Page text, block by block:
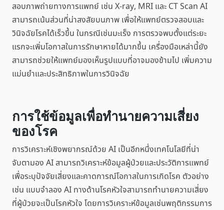
สอบภาพถ่ายทางการแพทย์ เช่น X-ray, MRI และ CT Scan AI
สามารถเน้นส่วนที่น่าสงสัยบนภาพ เพื่อให้แพทย์ตรวจสอบและ
วินิจฉัยโรคได้เร็วขึ้น ในกรณีเช่นมะเร็ง การตรวจพบตั้งแต่ระยะ
แรกจะเพิ่มโอกาสในการรักษาหายได้มากขึ้น เครื่องมือเหล่านี้ยัง
สามารถช่วยให้แพทย์มองเห็นรูปแบบที่อาจมองข้ามไป เพิ่มความ
แม่นยำและประสิทธิภาพในการวินิจฉัย
การใช้ข้อมูลเพื่อทำนายความเสี่ยง
ของโรค
การวิเคราะห์เชิงพยากรณ์ด้วย AI เป็นอีกหนึ่งเทคโนโลยีที่น่า
จับตามอง AI สามารถวิเคราะห์ข้อมูลผู้ป่วยและประวัติการแพทย์
เพื่อระบุปัจจัยเสี่ยงและคาดการณ์โอกาสในการเกิดโรค ตัวอย่าง
เช่น แบบจำลอง AI ทางด้านโรคหัวใจสามารถทำนายความเสี่ยง
ที่ผู้ป่วยจะเป็นโรคหัวใจ โดยการวิเคราะห์ข้อมูลเช่นพฤติกรรมการ